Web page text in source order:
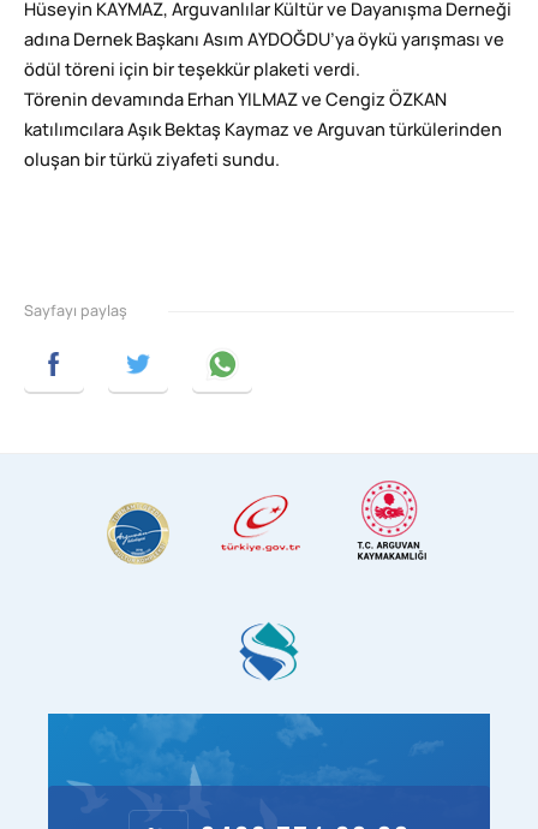
Hüseyin KAYMAZ, Arguvanlılar Kültür ve Dayanışma Derneği
adına Dernek Başkanı Asım AYDOĞDU’ya öykü yarışması ve
ödül töreni için bir teşekkür plaketi verdi.
Törenin devamında Erhan YILMAZ ve Cengiz ÖZKAN
katılımcılara Aşık Bektaş Kaymaz ve Arguvan türkülerinden
oluşan bir türkü ziyafeti sundu.
Sayfayı paylaş